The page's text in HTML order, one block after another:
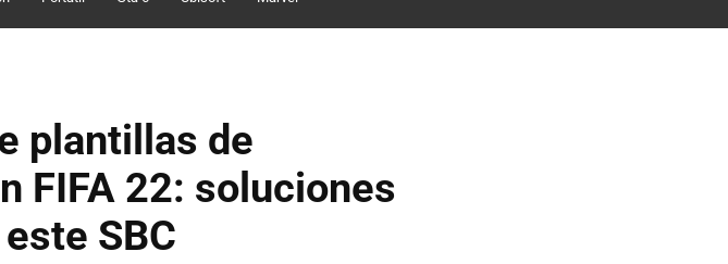
plantillas de
FIFA 22: soluciones
SBC